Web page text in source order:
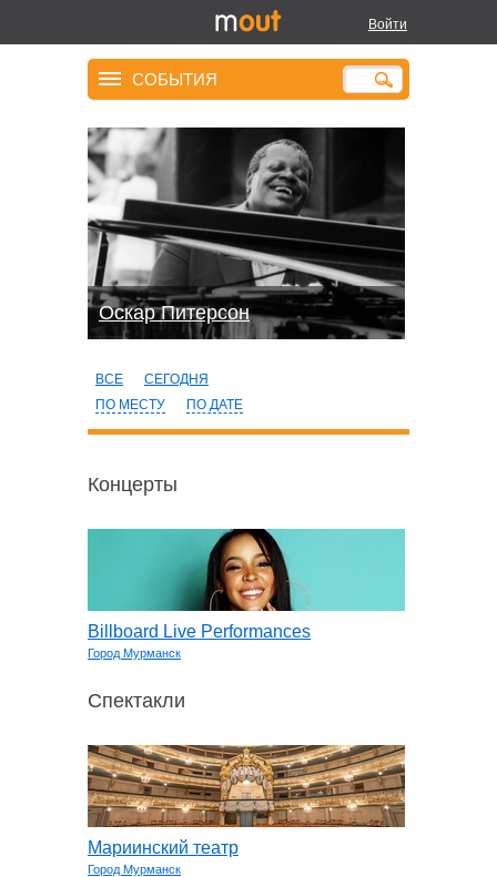
Войти
СОБЫТИЯ
Оскар Питерсон
ВСЕ
СЕГОДНЯ
ПО МЕСТУ
ПО ДАТЕ
Концерты
Billboard Live Performances
Город Мурманск
Спектакли
Мариинский театр
Город Мурманск